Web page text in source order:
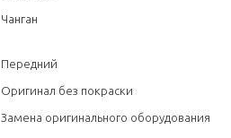
Чанган
Передний
Оригинал без покраски
Замена оригинального оборудования